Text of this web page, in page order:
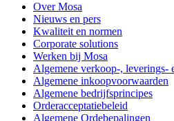
Over Mosa
Nieuws en pers
Kwaliteit en normen
Corporate solutions
Werken bij Mosa
Algemene verkoop-, leverings-
Algemene inkoopvoorwaarden
Algemene bedrijfsprincipes
Orderacceptatiebeleid
Algemene Ordebepalingen